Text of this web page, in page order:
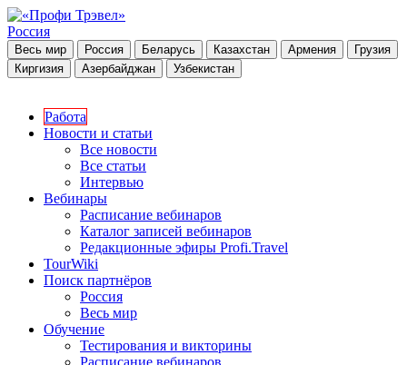
Россия
Весь мир Россия Беларусь Казахстан Армения
Грузия
Киргизия
Азербайджан Узбекистан
Работа
Новости и статьи
Все новости
Все статьи
Интервью
Вебинары
Расписание вебинаров
Каталог записей вебинаров
Редакционные эфиры Profi.Travel
TourWiki
Поиск партнёров
Россия
Весь мир
Обучение
Тестирования и викторины
Расписание вебинаров